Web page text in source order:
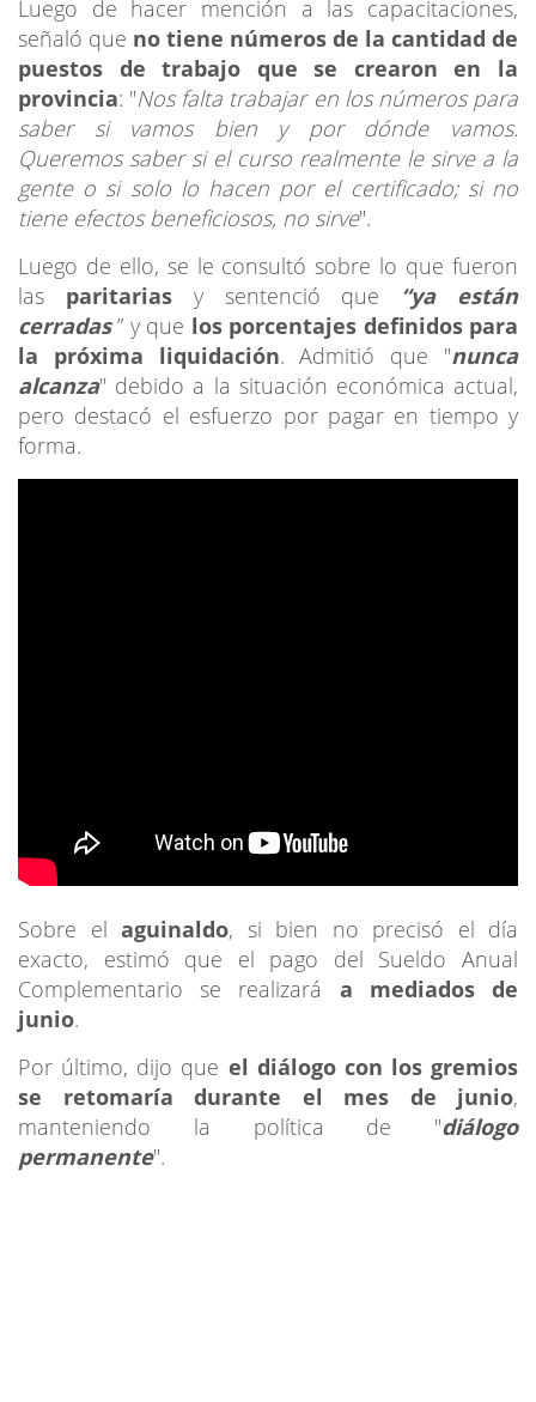
Luego de hacer mención a las capacitaciones,
señaló que no tiene números de la cantidad de
puestos de trabajo que se crearon en la
provincia: "Nos falta trabajar en los números para
saber si vamos bien y por dónde vamos.
Queremos saber si el curso realmente le sirve a la
gente o si solo lo hacen por el certificado; si no
tiene efectos beneficiosos, no sirve".
Luego de ello, se le consultó sobre lo que fueron
las paritariasy sentenció que “ya están
cerradas” y que los porcentajes definidos para
la próxima liquidación. Admitió que "nunca
alcanza" debido a la situación económica actual,
pero destacó el esfuerzo por pagar en tiempo y
forma.
Sobre el aguinaldo, si bien no precisó el día
exacto, estimó que el pago del Sueldo Anual
Complementario se realizará a mediados de
junio.
Por último, dijo que el diálogo con los gremios
se retomaría durante el mes de
junio,
manteniendo la política de "diálogo
permanente".